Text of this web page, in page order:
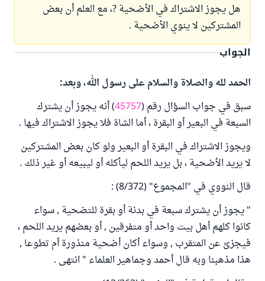
هل يجوز الاشتراك في الأضحية ?، مع العلم أن بعض
المشتركين لا ينوي الأضحية .
الجواب
الحمد لله والصلاة والسلام على رسول الله، وبعد:
سبق في جواب السؤال رقم (45757) أنه يجوز أن يشترك
السبعة في البعير أو البقرة ، أما الشاة فلا يجوز الاشتراك فيها .
ويجوز الاشتراك في البقرة أو البعير ولو كان بعض المشتركين
لا يريد الأضحية ، بل يريد اللحم ليأكله أو ليبيعه أو غير ذلك .
قال النووي في "المجموع" (8/372) :
" يجوز أن يشترك سبعة في بدنة أو بقرة للتضحية , سواء
كانوا كلهم أهل بيت واحد أو متفرقين , أو بعضهم يريد اللحم ،
فيجزئ عن المتقرب , وسواء أكان أضحية منذورة أم تطوعا ,
هذا مذهبنا وبه قال أحمد وجماهير العلماء " انتهى .